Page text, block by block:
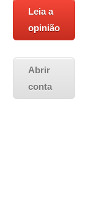
Leia a
opinião
Abrir
conta